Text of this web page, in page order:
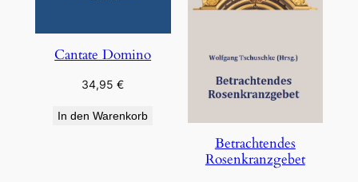
Cantate Domino
34,95€
In den Warenkorb
Betrachtendes
Rosenkranzgebet